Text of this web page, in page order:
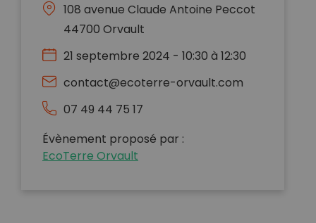
108 avenue Claude Antoine Peccot
44700 Orvault
21 septembre 2024 - 10:30 à 12:30
contact@ecoterre-orvault.com
07 49 44 75 17
Évènement proposé par :
EcoTerre Orvault